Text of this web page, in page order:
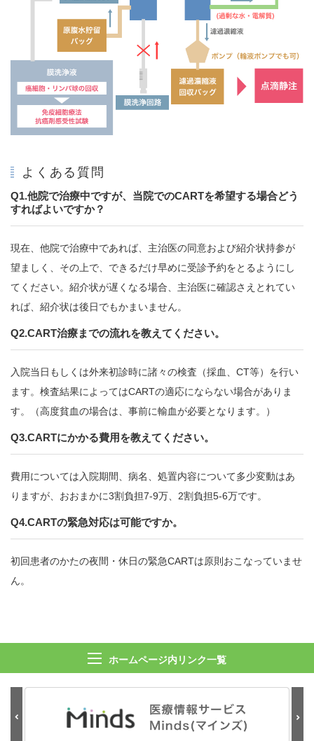
よくある質問
Q1.他院で治療中ですが、当院でのCARTを希望する場合どう
すればよいですか？
現在、他院で治療中であれば、主治医の同意および紹介状持参が
望ましく、その上で、できるだけ早めに受診予約をとるようにし
てください。紹介状が遅くなる場合、主治医に確認さえとれてい
れば、紹介状は後日でもかまいません。
Q2.CART治療までの流れを教えてください。
入院当日もしくは外来初診時に諸々の検査（採血、CT等）を行い
ます。検査結果によってはCARTの適応にならない場合がありま
す。（高度貧血の場合は、事前に輸血が必要となります。）
Q3.CARTにかかる費用を教えてください。
費用については入院期間、病名、処置内容について多少変動はあ
りますが、おおまかに3割負担7-9万、2割負担5-6万です。
Q4.CARTの緊急対応は可能ですか。
初回患者のかたの夜間・休日の緊急CARTは原則おこなっていませ
ん。
ホームページ内リンク一覧